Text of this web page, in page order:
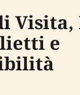
Visita,
e